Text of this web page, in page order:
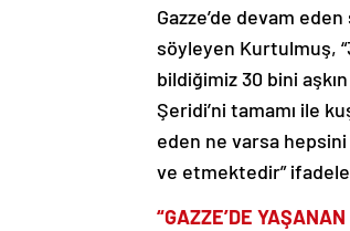
Gazze’de devam
söyleyen Kurtulmuş,
bildiğimiz 30 bini
Şeridi’ni tamamı ile
eden ne varsa
ve etmektedir”
“GAZZE’DE